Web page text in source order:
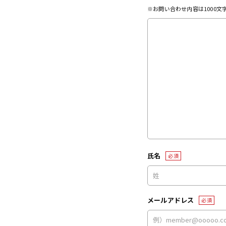
※お問い合わせ内容は1000文
氏名 必須
メールアドレス 必須